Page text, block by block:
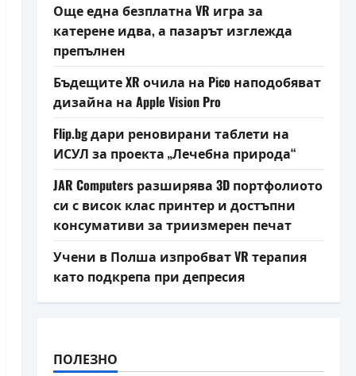
Още една безплатна VR игра за
катерене идва, а пазарът изглежда
препълнен
Бъдещите XR очила на Pico наподобяват
дизайна на Apple Vision Pro
Flip.bg дари реновирани таблети на
ИСУЛ за проекта „Лечебна природа“
JAR Computers разширява 3D портфолиото
си с висок клас принтер и достъпни
консумативи за триизмерен печат
Учени в Полша изпробват VR терапия
като подкрепа при депресия
ПОЛЕЗНО